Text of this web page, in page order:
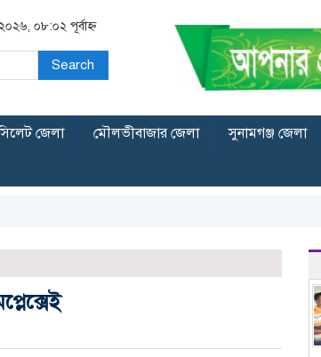
০৮:০২ পূর্বাহ্ন
Search
জেলা মৌলভীবাজার জেলা সুনামগঞ্জ জেলা